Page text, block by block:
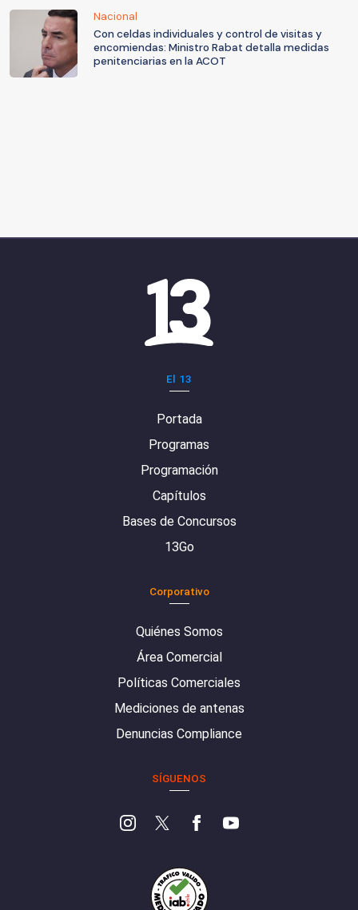
Nacional
Con celdas individuales y control de visitas y
encomiendas: Ministro Rabat detalla medidas
penitenciarias en la ACOT
El 13
Portada
Programas
Programación
Capítulos
Bases de Concursos
13Go
Corporativo
Quiénes Somos
Área Comercial
Políticas Comerciales
Mediciones de antenas
Denuncias Compliance
SÍGUENOS